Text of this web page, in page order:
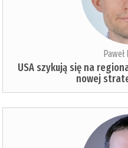
USA szykują się na
nowej